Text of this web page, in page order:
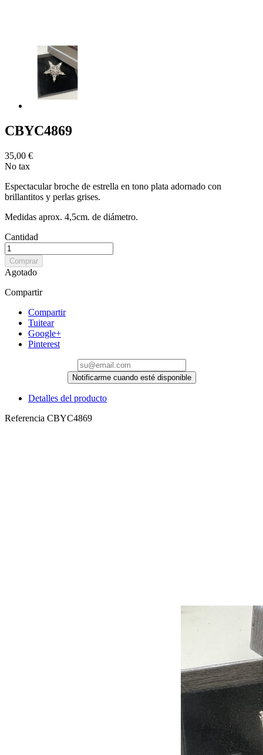
CBYC4869
35,00 €
No tax
Espectacular broche de estrella en tono plata adornado con
brillantitos y perlas grises.
Medidas aprox. 4,5cm. de diámetro.
Cantidad
Comprar
Agotado
Compartir
Compartir
Tuitear
Google+
Pinterest
Notificarme cuando esté disponible
Detalles del producto
Referencia CBYC4869